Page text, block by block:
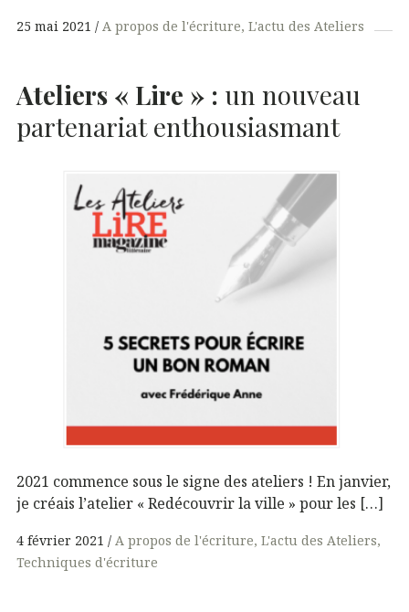
25 mai 2021 A propos de l'écriture L'actu des Ateliers
Ateliers « Lire » : un nouveau
partenariat enthousiasmant
2021 commence sous le signe des ateliers ! En janvier,
je créais l’atelier « Redécouvrir la ville » pour les […]
4 février 2021 A propos de l'écriture L'actu des Ateliers
Techniques d'écriture